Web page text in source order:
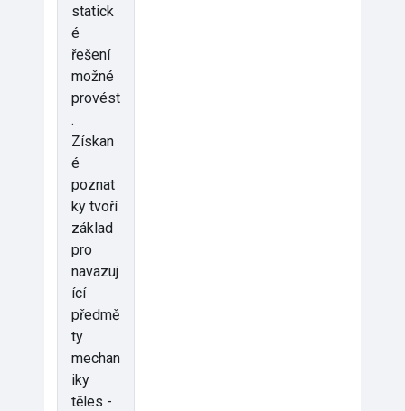
statick
é
řešení
možné
provést
.
Získan
é
poznat
ky tvoří
základ
pro
navazuj
ící
předmě
ty
mechan
iky
těles -